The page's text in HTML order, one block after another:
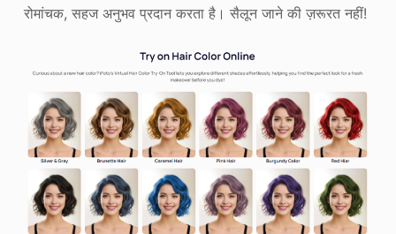
रोमांचक, सहज अनुभव प्रदान करता है। सैलून जाने की ज़रूरत नहीं!